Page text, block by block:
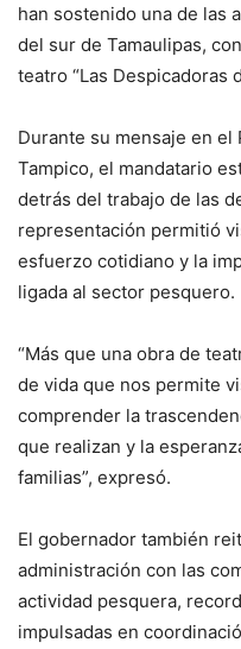
han sostenido una de las
del sur de Tamaulipas,
teatro “Las Despicadoras
Durante su mensaje en el
Tampico, el mandatario
detrás del trabajo de las
representación permitió
esfuerzo cotidiano y la
ligada al sector pesquero.
“Más que una obra de
de vida que nos permite
comprender la
que realizan y la
familias”, expresó.
El gobernador también
administración con las
actividad pesquera,
impulsadas en